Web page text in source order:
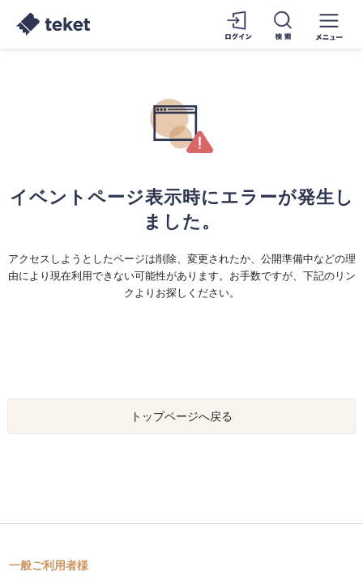
イベントページ表示時にエラーが発生し
ました。
アクセスしようとしたページは削除、変更されたか、公開準備中などの理
由により現在利用できない可能性があります。お手数ですが、下記のリン
クよりお探しください。
トップページへ戻る
一般ご利用者様